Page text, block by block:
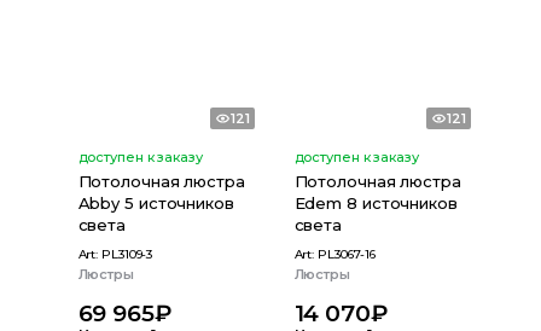
121
доступен к заказу
Потолочная люстра
Abby 5 источников
света
Art: PL3109-3
Люстры
69 965₽
121
доступен к заказу
Потолочная люстра
Edem 8 источников
света
Art: PL3067-16
Люстры
14 070₽